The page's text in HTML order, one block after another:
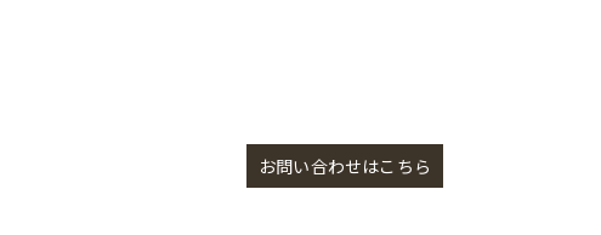
お問い合わせはこちら